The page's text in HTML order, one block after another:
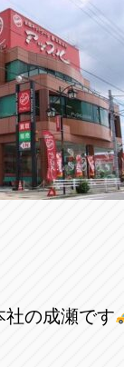
0568-85-
アップル
0568-25-
アップル
0566-43-
アップル
2-1-16
春日店
郷八反
32-1
社の成瀬です